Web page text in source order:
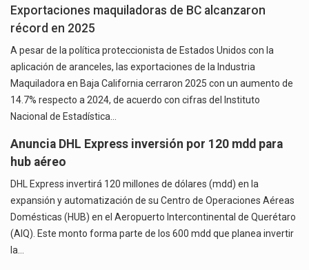
Exportaciones maquiladoras de BC alcanzaron
récord en 2025
A pesar de la política proteccionista de Estados Unidos con la
aplicación de aranceles, las exportaciones de la Industria
Maquiladora en Baja California cerraron 2025 con un aumento de
14.7% respecto a 2024, de acuerdo con cifras del Instituto
Nacional de Estadística…
Anuncia DHL Express inversión por 120 mdd para
hub aéreo
DHL Express invertirá 120 millones de dólares (mdd) en la
expansión y automatización de su Centro de Operaciones Aéreas
Domésticas (HUB) en el Aeropuerto Intercontinental de Querétaro
(AIQ). Este monto forma parte de los 600 mdd que planea invertir
la…